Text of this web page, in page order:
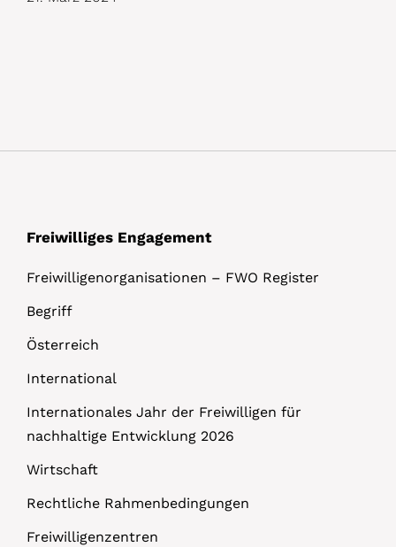
Freiwilliges Engagement
Freiwilligenorganisationen – FWO Register
Begriff
Österreich
International
Internationales Jahr der Freiwilligen für
nachhaltige Entwicklung 2026
Wirtschaft
Rechtliche Rahmenbedingungen
Freiwilligenzentren